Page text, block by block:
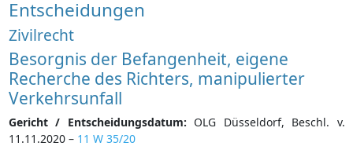
Entscheidungen
Zivilrecht
Besorgnis der Befangenheit, eigene
Recherche des Richters, manipulierter
Verkehrsunfall
Gericht / Entscheidungsdatum: OLG Düsseldorf, Beschl. v.
11.11.2020 – 11 W 35/20